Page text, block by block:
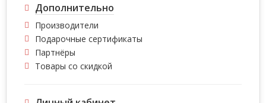
Дополнительно
Производители
Подарочные сертификаты
Партнёры
Товары со скидкой